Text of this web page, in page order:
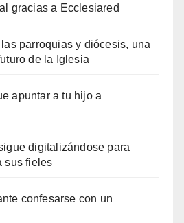
gracias a Ecclesiared
parroquias y diócesis, una
de la Iglesia
apuntar a tu hijo a
digitalizándose para
sus fieles
confesarse con un